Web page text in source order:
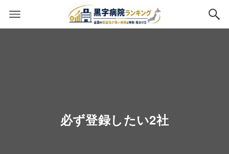
必ず登録したい2社